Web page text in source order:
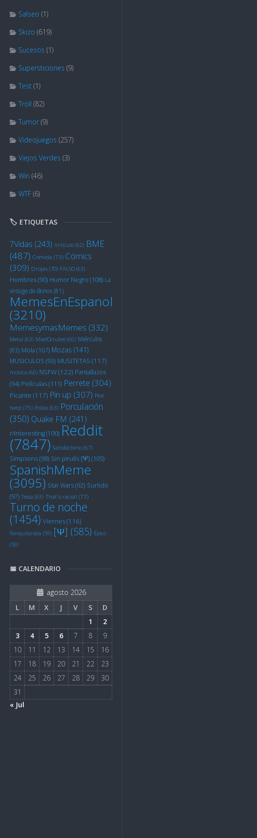
Salseo (1)
Skizo (619)
Sucesos (1)
Supersticiones (9)
Test (1)
Troll (82)
Tumor (9)
Videojuegos (257)
Viejos Verdes (3)
Win (46)
WTF (6)
🏷️ ETIQUETAS
7Vidas (243) Artículo (62) BME
(487) Comida (73) Cómics
(309) Drojas (70) FALSO (63)
Hombres(90) Humor Negro (108) La
vintage de Bonox(81)
MemesEnEspanol
(3210)
MemesymasMemes (332)
Metal (63) MiedOctubre (60) Miérculos
(83) Mola (107) Mozas (141)
MUSICULOS (93) MUSITETAS (117)
música (60) NSFW(122) Pantallazos
(94) Películas(111) Perrete (304)
Picante (117) Pin up (307) Plot
twist (75) Pollas (63) Porculación
(350) Quake FM (241)
r/Interesting(100) Reddit
(7847) Satisfactorio (67)
Simpsons(98) Sin pirulís [Ψ] (105)
SpanishMeme
(3095) Star Wars(92) Surtido
(97) Tessa (63) That's racist! (77)
Turno de noche
(1454) Viernes(116)
Yanquilandia (59) [Ψ] (585) Épico
(59)
📅 CALENDARIO
agosto 2026
L
M X J V S
D
1
2
3
4 5 6 7 8
9
10
11 12 13 14 15
16
17
18 19 20 21 22
23
24
25 26 27 28 29
30
31
« Jul